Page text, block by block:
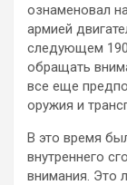
ознаменовал
армией
следующем
обращать
все еще
оружия и
В это время
внутреннего
внимания. Это